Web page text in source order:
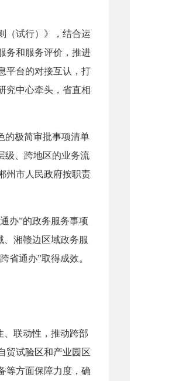
试行）》，结合运
务和服务评价，推进
平台的对接互认，打
究中心牵头，省直相
极简审批事项清单
级、跨地区的业务流
州市人民政府按职责
办”的政务服务事项
、湘赣边区域政务服
省通办”取得成效。
联动性，推动跨部
贸试验区和产业园区
等方面保障力度，确